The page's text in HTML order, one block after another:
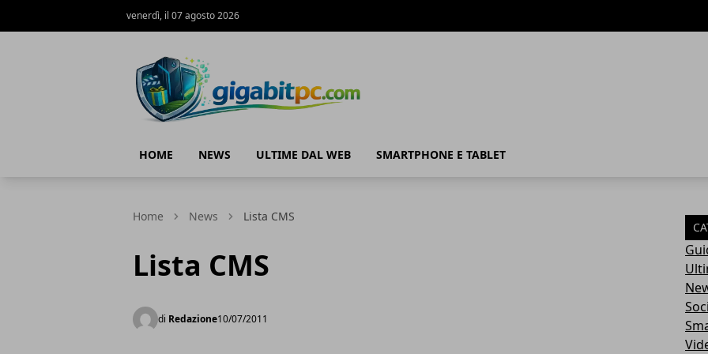
venerdì, il 07 agosto 2026
HOME NEWS ULTIME DAL WEB SMARTPHONE E TABLET
Home News Lista CMS
Lista CMS
di Redazione10/07/2011